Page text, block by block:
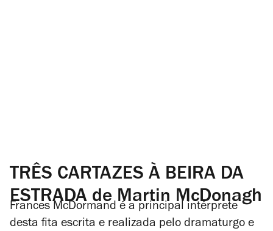
TRÊS CARTAZES À BEIRA DA
ESTRADA de Martin McDonagh
Frances McDormand é a principal intérprete
desta fita escrita e realizada pelo dramaturgo e